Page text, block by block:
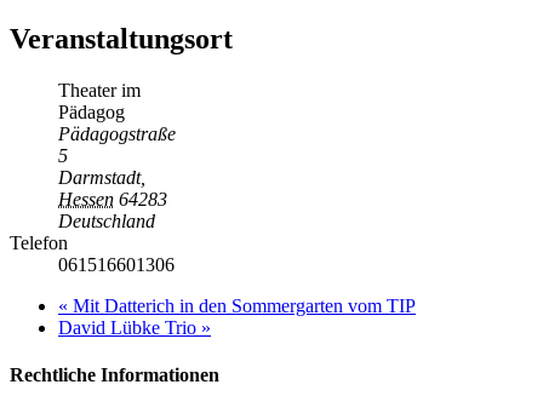
Veranstaltungsort
Theater im
Pädagog
Pädagogstraße
5
Darmstadt,
Hessen 64283
Deutschland
Telefon
061516601306
« Mit Datterich in den Sommergarten vom TIP
David Lübke Trio »
Rechtliche Informationen